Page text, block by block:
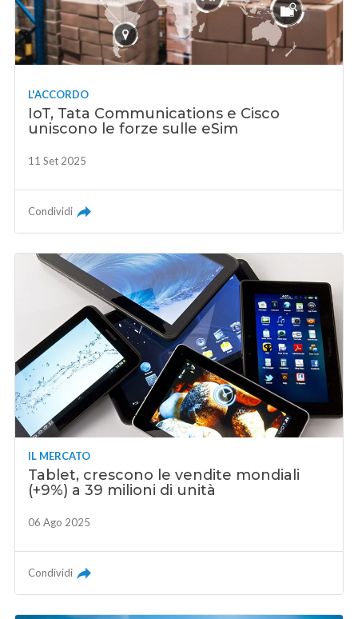
L'ACCORDO
IoT, Tata Communications e Cisco
uniscono le forze sulle eSim
11 Set 2025
Condividi
IL MERCATO
Tablet, crescono le vendite mondiali
(+9%) a 39 milioni di unità
06 Ago 2025
Condividi